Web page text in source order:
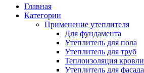
Главная
Категории
Применение утеплителя
Для фундамента
Утеплитель для пола
Утеплитель для труб
Теплоизоляция кровли
Утеплитель для фасада